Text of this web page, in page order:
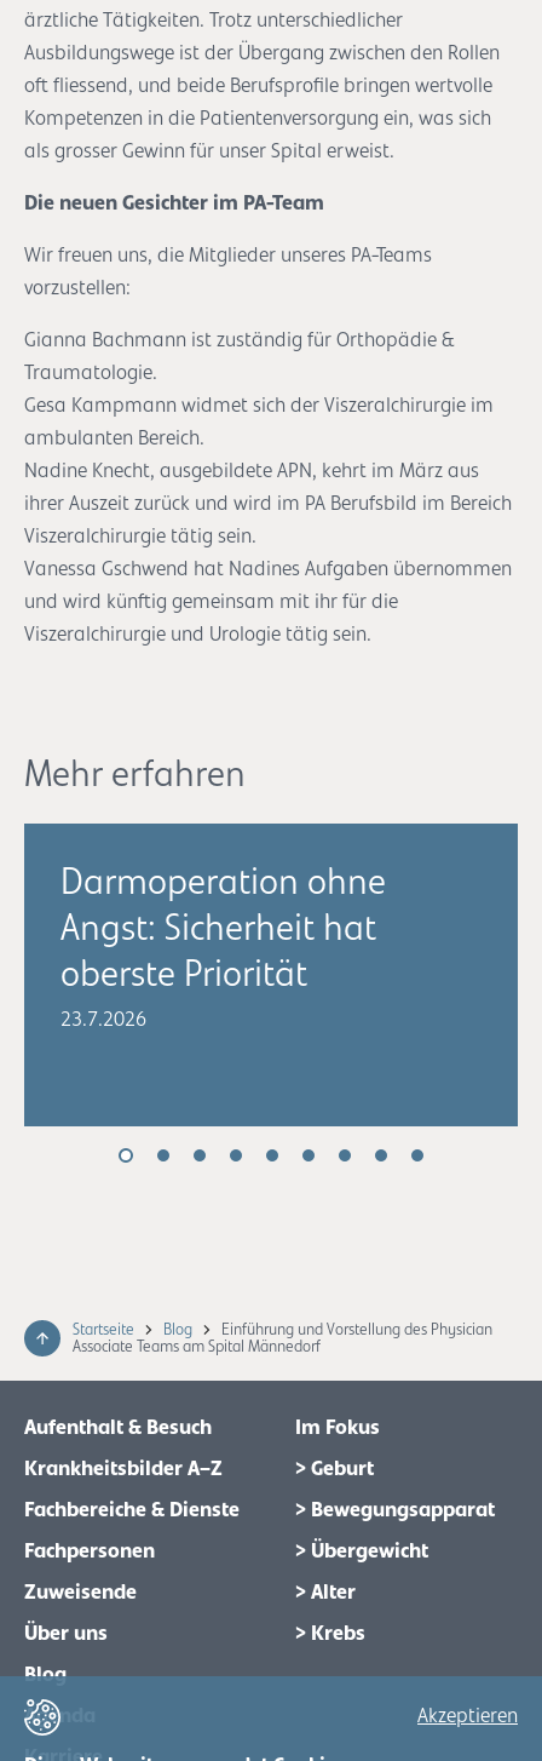
ärztliche Tätigkeiten. Trotz unterschiedlicher
Ausbildungswege ist der Übergang zwischen den Rollen
oft fliessend, und beide Berufsprofile bringen wertvolle
Kompetenzen in die Patientenversorgung ein, was sich
als grosser Gewinn für unser Spital erweist.
Die neuen Gesichter im PA-Team
Wir freuen uns, die Mitglieder unseres PA-Teams
vorzustellen:
Gianna Bachmann ist zuständig für Orthopädie &
Traumatologie.
Gesa Kampmann widmet sich der Viszeralchirurgie im
ambulanten Bereich.
Nadine Knecht, ausgebildete APN, kehrt im März aus
ihrer Auszeit zurück und wird im PA Berufsbild im Bereich
Viszeralchirurgie tätig sein.
Vanessa Gschwend hat Nadines Aufgaben übernommen
und wird künftig gemeinsam mit ihr für die
Viszeralchirurgie und Urologie tätig sein.
Mehr erfahren
Darmoperation ohne
Angst: Sicherheit hat
oberste Priorität
23.7.2026
Akzeptieren
Startseite Blog
Einführung und Vorstellung des Physician
Associate Teams am Spital Männedorf
Aufenthalt & Besuch
Krankheitsbilder A–Z
Fachbereiche & Dienste
Fachpersonen
Zuweisende
Über uns
Blog
Agenda
Im Fokus
> Geburt
> Bewegungsapparat
> Übergewicht
> Alter
> Krebs